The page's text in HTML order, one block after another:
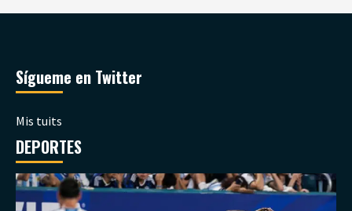
Sígueme en Twitter
Mis tuits
DEPORTES